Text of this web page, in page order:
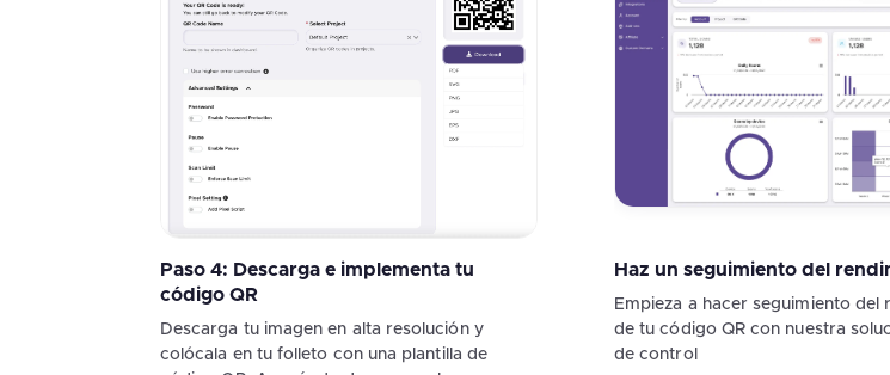
Paso 4: Descarga e implementa tu
código QR
Descarga tu imagen en alta resolución y
colócala en tu folleto con una plantilla de
Haz un seguimiento del
Empieza a hacer seguimiento del
de tu código QR con nuestra
de control